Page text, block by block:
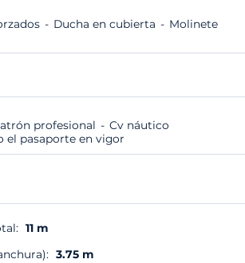
Ducha en cubierta
Molinete
profesional
Cv náutico
el pasaporte en vigor
11 m
3.75 m